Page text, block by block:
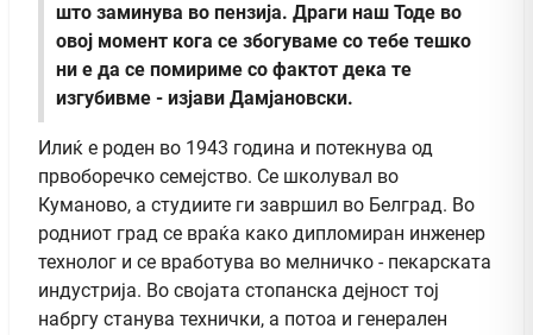
што заминува во пензија. Драги наш Тоде во
овој момент кога се збогуваме со тебе тешко
ни е да се помириме со фактот дека те
изгубивме - изјави Дамјановски.
Илиќ е роден во 1943 година и потекнува од
првоборечко семејство. Се школувал во
Куманово, а студиите ги завршил во Белград. Во
родниот град се враќа како дипломиран инженер
технолог и се вработува во мелничко - пекарската
индустрија. Во својата стопанска дејност тој
набргу станува технички, а потоа и генерален